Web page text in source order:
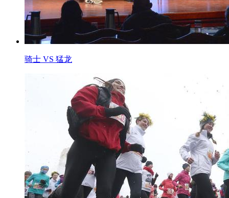
骑士 VS 猛龙